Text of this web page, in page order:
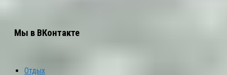
Мы в ВКонтакте
Отдых